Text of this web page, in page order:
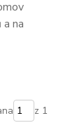
na
z 1